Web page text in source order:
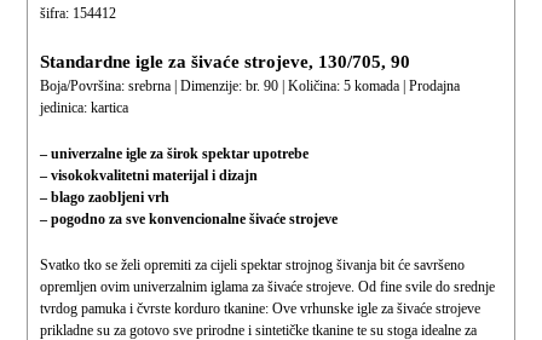
šifra: 154412
Standardne igle za šivaće strojeve, 130/705, 90
Boja/Površina: srebrna | Dimenzije: br. 90 | Količina: 5 komada | Prodajna
jedinica: kartica
– univerzalne igle za širok spektar upotrebe
– visokokvalitetni materijal i dizajn
– blago zaobljeni vrh
– pogodno za sve konvencionalne šivaće strojeve
Svatko tko se želi opremiti za cijeli spektar strojnog šivanja bit će savršeno
opremljen ovim univerzalnim iglama za šivaće strojeve. Od fine svile do srednje
tvrdog pamuka i čvrste korduro tkanine: Ove vrhunske igle za šivaće strojeve
prikladne su za gotovo sve prirodne i sintetičke tkanine te su stoga idealne za